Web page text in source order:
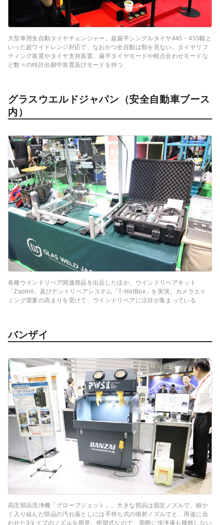
大型車用全自動タイヤチェンジャー。超扁平シングルタイヤ445・455幅と
いった超ワイドレンジ対応で、なおかつ全自動は類を見ない。タイヤリフ
ティング装置やタイヤ支持装置、扁平タイヤモードや軽点合わせモードな
ど数々の特許出願中装置及びモードを持つ
グラスウエルドジャパン（安全自動車ブース
内）
各種ウインドリペア関連商品を出品したほか、ウインドリペアキット
「ZoomⅡ」及びデントリペアシステム「T-HotBox」を実演。カメラエイ
ミング需要の高まりを受けて、ウインドリペアに注目が集まっている
バンザイ
高圧部品洗浄機「グローブジェット」。大きな部品は固定ノズルで、細か
く入り組んだ部品の汚れ落としには手持ち式の噴射ノズルでと、用途に合
わせた3タイプのノズルを用意。密閉式なので、周囲に洗浄液も飛散しない